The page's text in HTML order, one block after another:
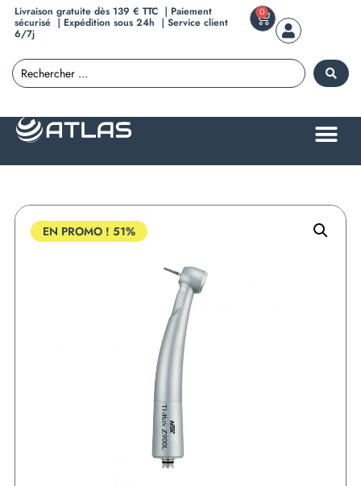
Livraison gratuite dès 139 € TTC ｜Paiement
sécurisé ｜Expédition sous 24h ｜Service client
6/7j
0
EN PROMO ! 51%